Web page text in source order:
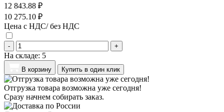
12 843.88 ₽
10 275.10 ₽
Цена с НДС/ без НДС
- +
На складе: 5
В корзину Купить в один клик
Отгрузка товара возможна уже сегодня!
Сразу начнем собирать заказ.